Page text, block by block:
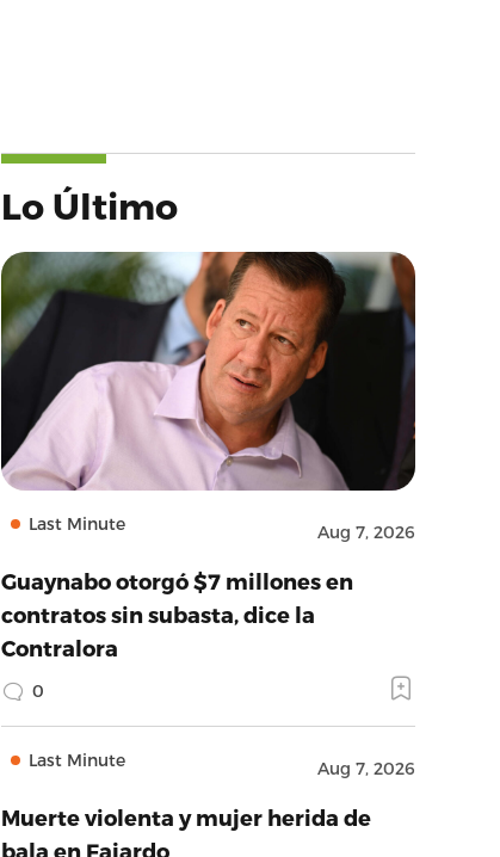
Lo Último
Last Minute Aug 7, 2026
Guaynabo otorgó $7 millones en
contratos sin subasta, dice la
Contralora
0
Last Minute Aug 7, 2026
Muerte violenta y mujer herida de
bala en Fajardo